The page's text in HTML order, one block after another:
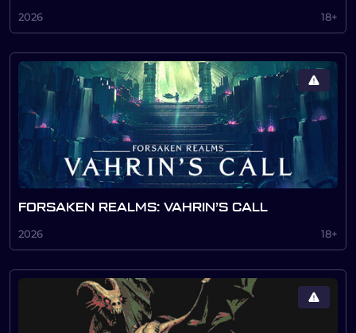
2026 18+
FORSAKEN REALMS: VAHRIN’S CALL
2026 18+